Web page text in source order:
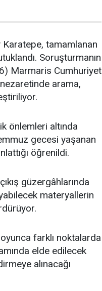
tamamlanan
Soruşturmanın
Marmaris Cumhuriyet
nezaretinde arama,
önlemleri altında
gecesi yaşanan
öğrenildi.
güzergâhlarında
materyallerin
farklı noktalarda
elde edilecek
alınacağı